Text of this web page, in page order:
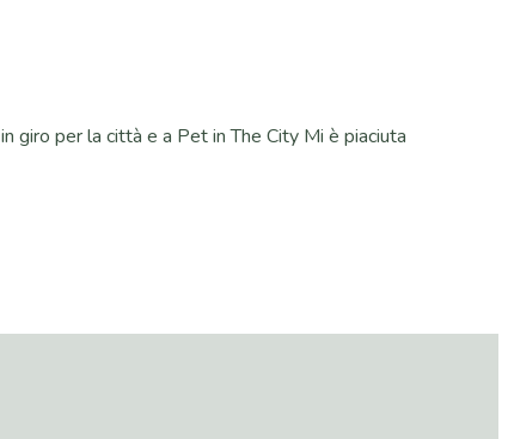
giro per la città e a Pet in The City Mi è piaciuta